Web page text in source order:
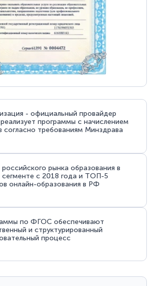
- официальный провайдер
программы с начислением
согласно требованиям Минздрава
рынка образования в
сегменте с 2018 года и ТОП-5
онлайн-образования в РФ
по ФГОС обеспечивают
и структурированный
процесс